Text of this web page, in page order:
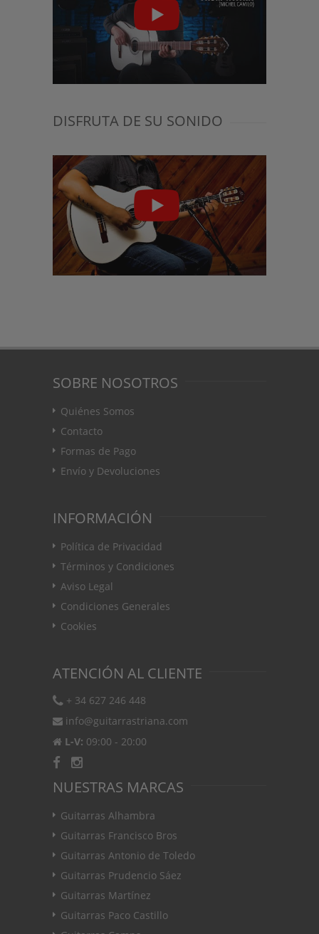
DISFRUTA DE SU SONIDO
SOBRE NOSOTROS
Quiénes Somos
Contacto
Formas de Pago
Envío y Devoluciones
INFORMACIÓN
Política de Privacidad
Términos y Condiciones
Aviso Legal
Condiciones Generales
Cookies
ATENCIÓN AL CLIENTE
+ 34 627 246 448
info@guitarrastriana.com
L-V: 09:00 - 20:00
NUESTRAS MARCAS
Guitarras Alhambra
Guitarras Francisco Bros
Guitarras Antonio de Toledo
Guitarras Prudencio Sáez
Guitarras Martínez
Guitarras Paco Castillo